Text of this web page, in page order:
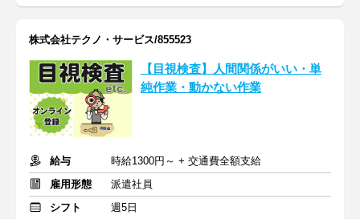
株式会社テクノ・サービス/855523
【目視検査】人間関係がいい・単
純作業・動かない作業
給与
時給1300円～ + 交通費全額支給
雇用形態
派遣社員
シフト
週5日